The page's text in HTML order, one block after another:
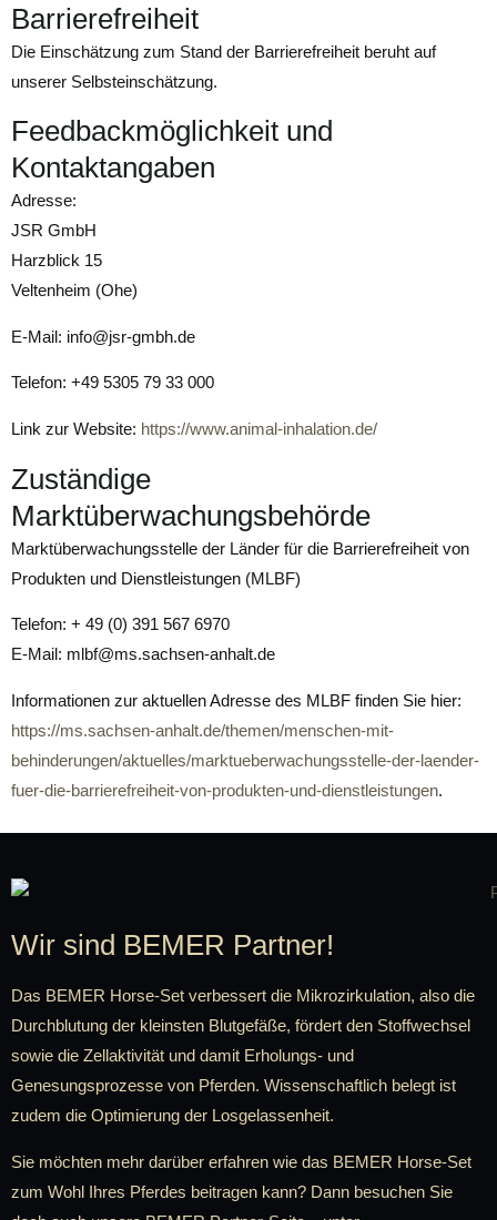
Barrierefreiheit
Die Einschätzung zum Stand der Barrierefreiheit beruht auf
unserer Selbsteinschätzung.
Feedbackmöglichkeit und
Kontaktangaben
Adresse:
JSR GmbH
Harzblick 15
Veltenheim (Ohe)
E-Mail: info@jsr-gmbh.de
Telefon: +49 5305 79 33 000
Link zur Website: https://www.animal-inhalation.de/
Zuständige
Marktüberwachungsbehörde
Marktüberwachungsstelle der Länder für die Barrierefreiheit von
Produkten und Dienstleistungen (MLBF)
Telefon: + 49 (0) 391 567 6970
E-Mail: mlbf@ms.sachsen-anhalt.de
Informationen zur aktuellen Adresse des MLBF finden Sie hier:
https://ms.sachsen-anhalt.de/themen/menschen-mit-
behinderungen/aktuelles/marktueberwachungsstelle-der-laender-
fuer-die-barrierefreiheit-von-produkten-und-dienstleistungen.
Wir sind BEMER Partner!
Das BEMER Horse-Set verbessert die Mikrozirkulation, also die
Durchblutung der kleinsten Blutgefäße, fördert den Stoffwechsel
sowie die Zellaktivität und damit Erholungs- und
Genesungsprozesse von Pferden. Wissenschaftlich belegt ist
zudem die Optimierung der Losgelassenheit.
Sie möchten mehr darüber erfahren wie das BEMER Horse-Set
zum Wohl Ihres Pferdes beitragen kann? Dann besuchen Sie